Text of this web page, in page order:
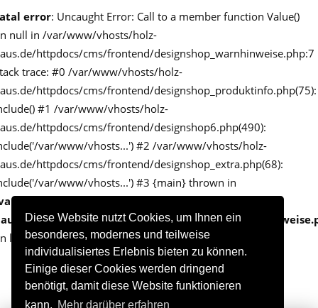
Diese Website nutzt Cookies, um Ihnen ein
besonderes, modernes und teilweise
individualisiertes Erlebnis bieten zu können.
Einige dieser Cookies werden dringend
benötigt, damit diese Website funktionieren
kann. Mehr darüber erfahren
error: Uncaught Error: Call to a member function Value()
null in /var/www/vhosts/holz-
httpdocs/cms/frontend/designshop_warnhinweise.php:7
trace: #0 /var/www/vhosts/holz-
httpdocs/cms/frontend/designshop_produktinfo.php(75):
#1 /var/www/vhosts/holz-
httpdocs/cms/frontend/designshop6.php(490):
var/www/vhosts...') #2 /var/www/vhosts/holz-
httpdocs/cms/frontend/designshop_extra.php(68):
var/www/vhosts...') #3 {main} thrown in
www/vhosts/holz-
httpdocs/cms/frontend/
line7